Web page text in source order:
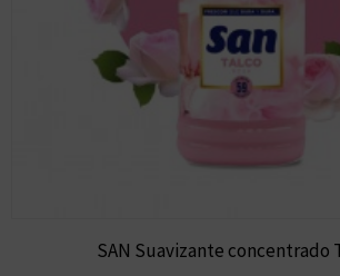
SAN Suavizante concentrado